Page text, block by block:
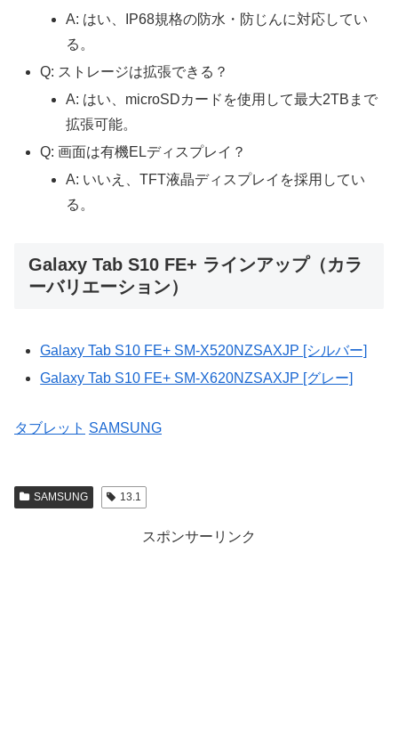
A: はい、IP68規格の防水・防じんに対応してい
る。
Q: ストレージは拡張できる？
A: はい、microSDカードを使用して最大2TBまで
拡張可能。
Q: 画面は有機ELディスプレイ？
A: いいえ、TFT液晶ディスプレイを採用してい
る。
Galaxy Tab S10 FE+ ラインアップ（カラ
ーバリエーション）
Galaxy Tab S10 FE+ SM-X520NZSAXJP [シルバー]
Galaxy Tab S10 FE+ SM-X620NZSAXJP [グレー]
タブレット SAMSUNG
SAMSUNG 13.1
スポンサーリンク